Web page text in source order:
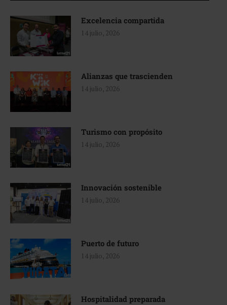
Excelencia compartida
14 julio, 2026
Alianzas que trascienden
14 julio, 2026
Turismo con propósito
14 julio, 2026
Innovación sostenible
14 julio, 2026
Puerto de futuro
14 julio, 2026
Hospitalidad preparada